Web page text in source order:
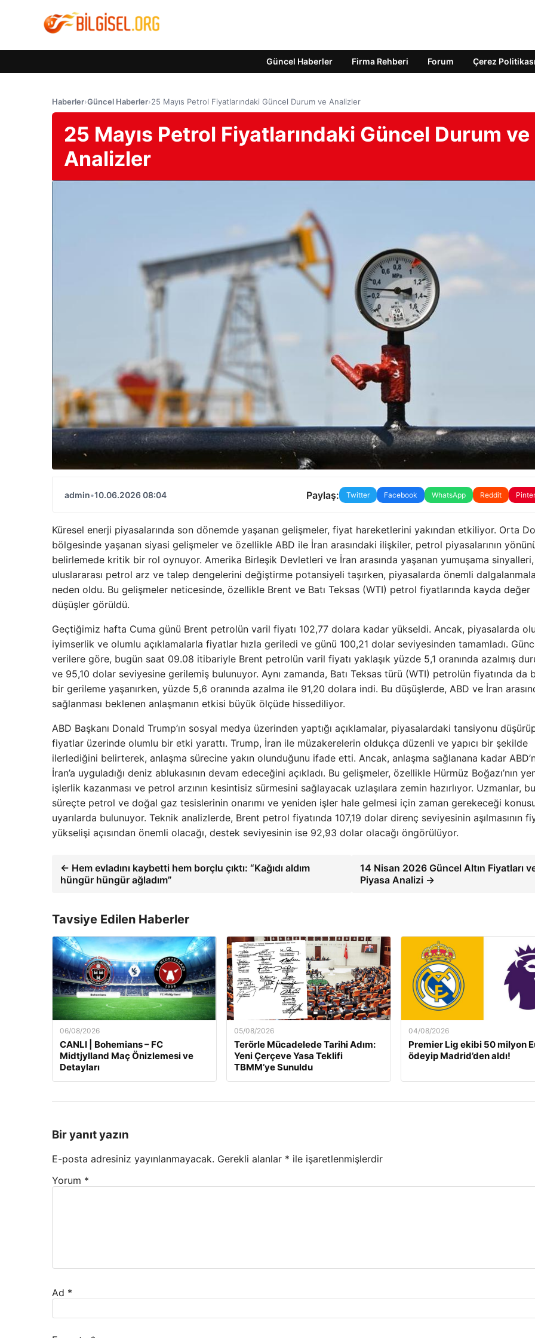
Güncel Haberler Firma Rehberi Forum Çerez Politikası
Haberler›Güncel Haberler›25 Mayıs Petrol Fiyatlarındaki Güncel Durum ve Analizler
25 Mayıs Petrol Fiyatlarındaki Güncel Durum ve
Analizler
admin•10.06.2026 08:04 Paylaş: Twitter Facebook WhatsApp Reddit
Küresel enerji piyasalarında son dönemde yaşanan gelişmeler, fiyat hareketlerini yakından etkiliyor. Orta
bölgesinde yaşanan siyasi gelişmeler ve özellikle ABD ile İran arasındaki ilişkiler, petrol piyasalarının
belirlemede kritik bir rol oynuyor. Amerika Birleşik Devletleri ve İran arasında yaşanan yumuşama sinyalleri,
uluslararası petrol arz ve talep dengelerini değiştirme potansiyeli taşırken, piyasalarda önemli
neden oldu. Bu gelişmeler neticesinde, özellikle Brent ve Batı Teksas (WTI) petrol fiyatlarında kayda değer
düşüşler görüldü.
Geçtiğimiz hafta Cuma günü Brent petrolün varil fiyatı 102,77 dolara kadar yükseldi. Ancak, piyasalarda
iyimserlik ve olumlu açıklamalarla fiyatlar hızla geriledi ve günü 100,21 dolar seviyesinden tamamladı.
verilere göre, bugün saat 09.08 itibariyle Brent petrolün varil fiyatı yaklaşık yüzde 5,1 oranında azalmış
ve 95,10 dolar seviyesine gerilemiş bulunuyor. Aynı zamanda, Batı Teksas türü (WTI) petrolün fiyatında da
bir gerileme yaşanırken, yüzde 5,6 oranında azalma ile 91,20 dolara indi. Bu düşüşlerde, ABD ve İran
sağlanması beklenen anlaşmanın etkisi büyük ölçüde hissediliyor.
ABD Başkanı Donald Trump’ın sosyal medya üzerinden yaptığı açıklamalar, piyasalardaki tansiyonu
fiyatlar üzerinde olumlu bir etki yarattı. Trump, İran ile müzakerelerin oldukça düzenli ve yapıcı bir şekilde
ilerlediğini belirterek, anlaşma sürecine yakın olunduğunu ifade etti. Ancak, anlaşma sağlanana kadar
İran’a uyguladığı deniz ablukasının devam edeceğini açıkladı. Bu gelişmeler, özellikle Hürmüz Boğazı’nın
işlerlik kazanması ve petrol arzının kesintisiz sürmesini sağlayacak uzlaşılara zemin hazırlıyor. Uzmanlar, bu
süreçte petrol ve doğal gaz tesislerinin onarımı ve yeniden işler hale gelmesi için zaman gerekeceği
uyarılarda bulunuyor. Teknik analizlerde, Brent petrol fiyatında 107,19 dolar direnç seviyesinin aşılmasının
yükselişi açısından önemli olacağı, destek seviyesinin ise 92,93 dolar olacağı öngörülüyor.
← Hem evladını kaybetti hem borçlu çıktı: “Kağıdı aldım
hüngür hüngür ağladım”
14 Nisan 2026 Güncel Altın Fiyatları
Piyasa Analizi →
Tavsiye Edilen Haberler
06/08/2026
CANLI | Bohemians – FC
Midtjylland Maç Önizlemesi ve
Detayları
05/08/2026
Terörle Mücadelede Tarihi Adım:
Yeni Çerçeve Yasa Teklifi
TBMM’ye Sunuldu
04/08/2026
Premier Lig ekibi 50 milyon
ödeyip Madrid’den aldı!
Bir yanıt yazın
E-posta adresiniz yayınlanmayacak. Gerekli alanlar * ile işaretlenmişlerdir
Yorum *
Ad *